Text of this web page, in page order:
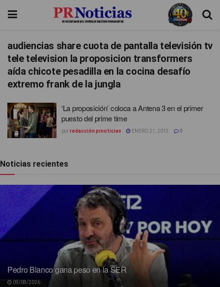
audiencias share cuota de pantalla televisión tv
tele television la proposicion transformers
aída chicote pesadilla en la cocina desafío
extremo frank de la jungla
‘La proposición’ coloca a Antena 3 en el primer
puesto del prime time
porredacción prnoticias ENERO 21, 2013 0
Noticias recientes
Pedro Blanco gana peso en la SER
09/08/2026